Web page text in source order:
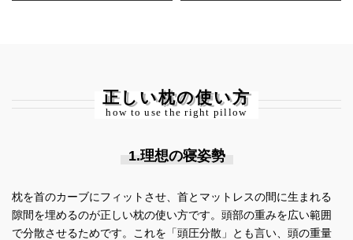
正しい枕の使い方
how to use the right pillow
1.理想の寝姿勢
枕を首のカーブにフィットさせ、首とマットレスの間に生まれる
隙間を埋めるのが正しい枕の使い方です。頭部の重みを広い範囲
で分散させるためです。これを「頭圧分散」とも言い、頭の重量